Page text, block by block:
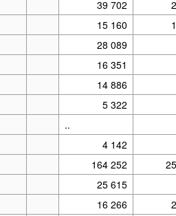
39 702
15 160
28 089
16 351
14 886
5 322
..
4 142
164 252
25 615
16 266